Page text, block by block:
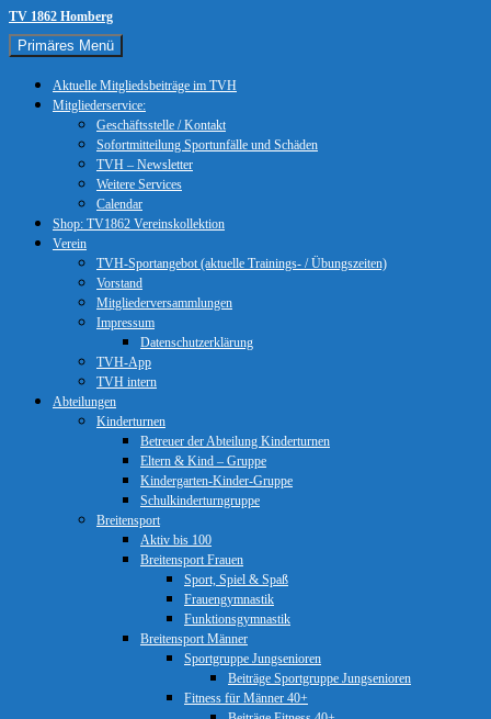
Zum
Inhalt
springen
TV 1862 Homberg
Suchen
Primäres Menü
Aktuelle Mitgliedsbeiträge im TVH
Mitgliederservice:
Geschäftsstelle / Kontakt
Sofortmitteilung Sportunfälle und Schäden
TVH – Newsletter
Weitere Services
Calendar
Shop: TV1862 Vereinskollektion
Verein
TVH-Sportangebot (aktuelle Trainings- / Übungszeiten)
Vorstand
Mitgliederversammlungen
Impressum
Datenschutzerklärung
TVH-App
TVH intern
Abteilungen
Kinderturnen
Betreuer der Abteilung Kinderturnen
Eltern & Kind – Gruppe
Kindergarten-Kinder-Gruppe
Schulkinderturngruppe
Breitensport
Aktiv bis 100
Breitensport Frauen
Sport, Spiel & Spaß
Frauengymnastik
Funktionsgymnastik
Breitensport Männer
Sportgruppe Jungsenioren
Beiträge Sportgruppe Jungsenioren
Fitness für Männer 40+